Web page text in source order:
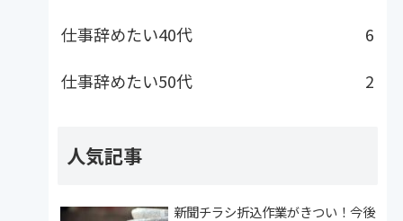
仕事辞めたい40代
6
仕事辞めたい50代
2
人気記事
新聞チラシ折込作業がきつい！今後